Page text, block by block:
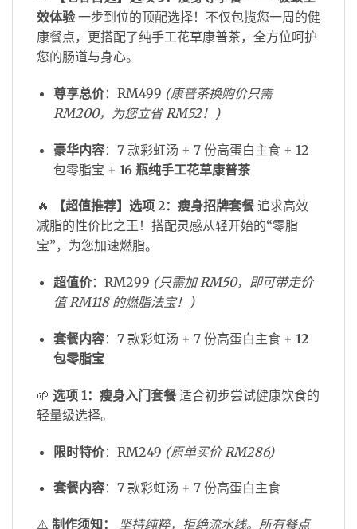
效体验一步到位的顶配选择！不仅包揽您一周的健
康餐点，更搭配了纯手工花草康普茶，全方位呵护
您的肠道与身心。
尊享总价：RM499 (康普茶换购价只需
RM200，为您立省 RM52！)
豪华内容：7 款彩虹汤 + 7 份高蛋白主食 + 12
包零脂宝 + 16 瓶纯手工花草康普茶
🔥 【超值推荐】选项 2：瘦身招牌套餐 追求高效
减脂的性价比之王！搭配灵感从轻开始的“零脂
宝”，为您加速燃脂。
超值价：RM299 (只需加 RM50，即可带走价
值 RM118 的燃脂法宝！)
套餐内容：7 款彩虹汤 + 7 份高蛋白主食 + 12
包零脂宝
🌱 选项 1：瘦身入门套餐 适合初步尝试健康饮食的
轻量级选择。
限时特价：RM249 (原单买价 RM286)
套餐内容：7 款彩虹汤 + 7 份高蛋白主食
⚠️ 制作须知：
坚持纯粹，拒绝流水线。所有餐点